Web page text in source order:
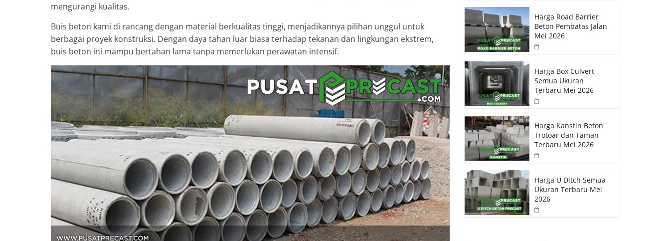
mengurangi kualitas.
Buis beton kami di rancang dengan material berkualitas tinggi, menjadikannya pilihan unggul untuk
berbagai proyek konstruksi. Dengan daya tahan luar biasa terhadap tekanan dan lingkungan ekstrem,
buis beton ini mampu bertahan lama tanpa memerlukan perawatan intensif.
Harga Road Barrier
Beton Pembatas Jalan
Mei 2026
Harga Box Culvert
Semua Ukuran
Terbaru Mei 2026
Harga Kanstin Beton
Trotoar dan Taman
Terbaru Mei 2026
Harga U Ditch Semua
Ukuran Terbaru Mei
2026